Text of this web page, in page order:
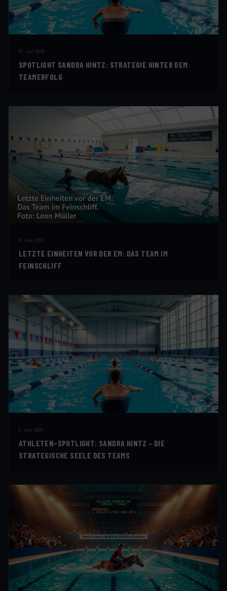
15. Juni 2026
SPOTLIGHT SANDRA HINTZ: STRATEGIE HINTER DEM
TEAMERFOLG
11. Juni 2026
LETZTE EINHEITEN VOR DER EM: DAS TEAM IM
FEINSCHLIFF
9. Juni 2026
ATHLETEN-SPOTLIGHT: SANDRA HINTZ – DIE
STRATEGISCHE SEELE DES TEAMS